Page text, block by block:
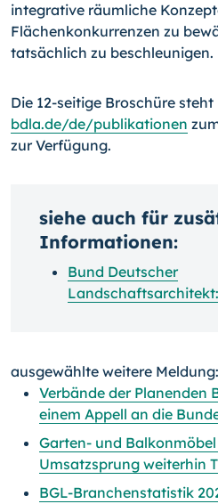
integrative räumliche
Flächenkonkurrenzen zu
tatsächlich zu beschleunigen.
Die 12-seitige Broschüre
bdla.de/de/publikationen
zur Verfügung.
siehe auch für
Informationen:
Bund Deutscher
ausgewählte weitere Meldung:
Verbände der Planenden
einem Appell an die
Garten- und
Umsatzsprung weiterhin
BGL-Branchenstatistik